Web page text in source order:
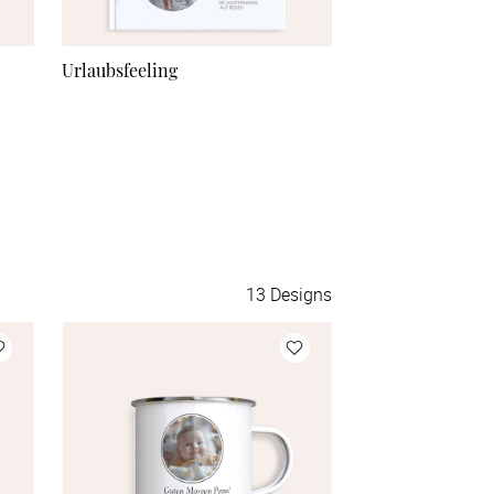
56 Seiten
58 Seiten
70 Seiten
Urlaubsfeeling
13 Designs